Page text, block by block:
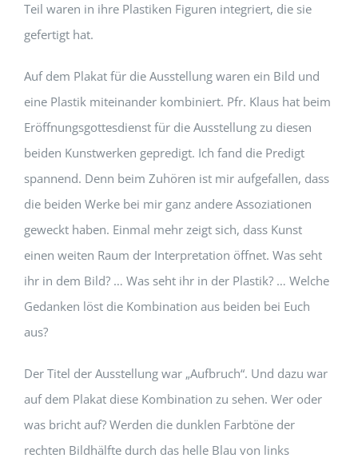
Teil waren in ihre Plastiken Figuren integriert, die sie
gefertigt hat.
Auf dem Plakat für die Ausstellung waren ein Bild und
eine Plastik miteinander kombiniert. Pfr. Klaus hat beim
Eröffnungsgottesdienst für die Ausstellung zu diesen
beiden Kunstwerken gepredigt. Ich fand die Predigt
spannend. Denn beim Zuhören ist mir aufgefallen, dass
die beiden Werke bei mir ganz andere Assoziationen
geweckt haben. Einmal mehr zeigt sich, dass Kunst
einen weiten Raum der Interpretation öffnet. Was seht
ihr in dem Bild? … Was seht ihr in der Plastik? … Welche
Gedanken löst die Kombination aus beiden bei Euch
aus?
Der Titel der Ausstellung war „Aufbruch“. Und dazu war
auf dem Plakat diese Kombination zu sehen. Wer oder
was bricht auf? Werden die dunklen Farbtöne der
rechten Bildhälfte durch das helle Blau von links